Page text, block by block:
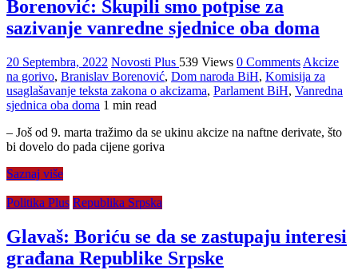
Borenović: Skupili smo potpise za
sazivanje vanredne sjednice oba doma
20 Septembra, 2022 Novosti Plus 539 Views 0 Comments Akcize
na gorivo, Branislav Borenović, Dom naroda BiH, Komisija za
usaglašavanje teksta zakona o akcizama, Parlament BiH, Vanredna
sjednica oba doma 1 min read
– Još od 9. marta tražimo da se ukinu akcize na naftne derivate, što
bi dovelo do pada cijene goriva
Saznaj više
Politika Plus Republika Srpska
Glavaš: Boriću se da se zastupaju interesi
građana Republike Srpske